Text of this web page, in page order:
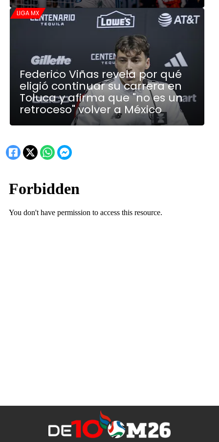
LIGA MX
Federico Viñas revela por qué
eligió continuar su carrera en
Toluca y afirma que "no es un
retroceso" volver a México